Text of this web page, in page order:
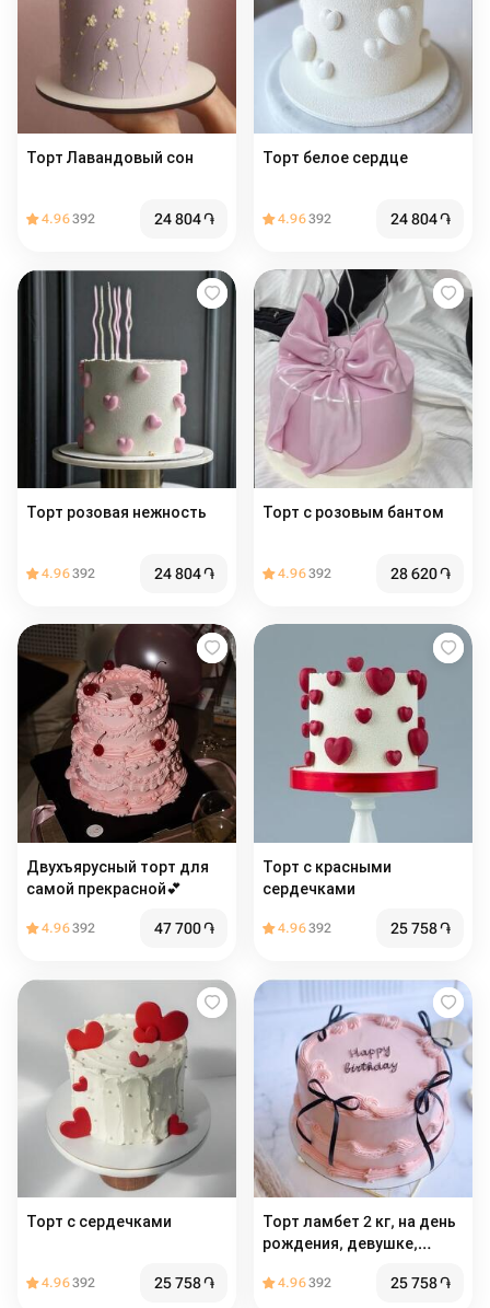
Торт Лавандовый сон
4.96392 24 804֏
Торт белое сердце
4.96392 24 804֏
Торт розовая нежность
4.96392 24 804֏
Торт с розовым бантом
4.96392 28 620֏
Двухъярусный торт для
самой прекрасной💕
4.96392 47 700֏
Торт с красными
сердечками
4.96392 25 758֏
Торт с сердечками
4.96392 25 758֏
Торт ламбет 2 кг, на день
рождения, девушке,
4.96392 25 758֏